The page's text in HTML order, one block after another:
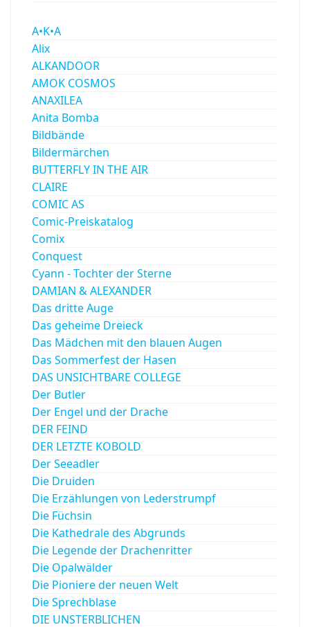
A•K•A
Alix
ALKANDOOR
AMOK COSMOS
ANAXILEA
Anita Bomba
Bildbände
Bildermärchen
BUTTERFLY IN THE AIR
CLAIRE
COMIC AS
Comic-Preiskatalog
Comix
Conquest
Cyann - Tochter der Sterne
DAMIAN & ALEXANDER
Das dritte Auge
Das geheime Dreieck
Das Mädchen mit den blauen Augen
Das Sommerfest der Hasen
DAS UNSICHTBARE COLLEGE
Der Butler
Der Engel und der Drache
DER FEIND
DER LETZTE KOBOLD
Der Seeadler
Die Druiden
Die Erzählungen von Lederstrumpf
Die Füchsin
Die Kathedrale des Abgrunds
Die Legende der Drachenritter
Die Opalwälder
Die Pioniere der neuen Welt
Die Sprechblase
DIE UNSTERBLICHEN